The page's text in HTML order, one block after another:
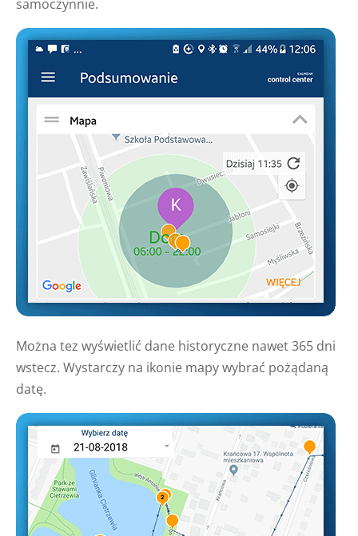
samoczynnie.
Można tez wyświetlić dane historyczne nawet 365 dni
wstecz. Wystarczy na ikonie mapy wybrać pożądaną
datę.